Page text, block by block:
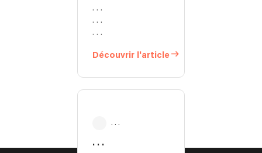
. . .
. . .
. . .
Découvrir l'article
. . .
. . .